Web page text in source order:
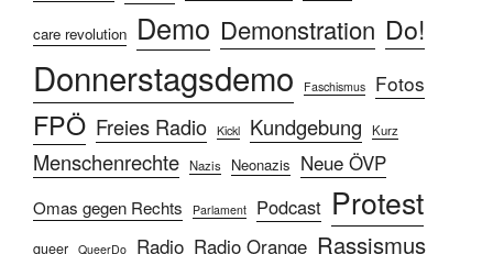
care revolution Demo Demonstration Do!
Donnerstagsdemo Faschismus Fotos
FPÖ Freies Radio Kickl Kundgebung Kurz
Menschenrechte Nazis Neonazis Neue ÖVP
Omas gegen Rechts Parlament Podcast Protest
queer QueerDo Radio Radio Orange Rassismus